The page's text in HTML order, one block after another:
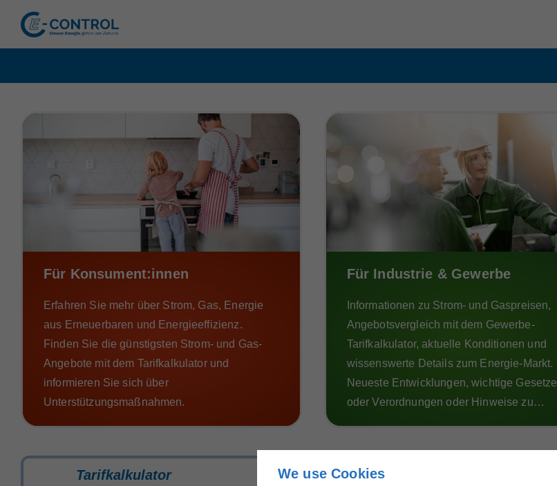
We use Cookies
Für Konsument:innen
Erfahren Sie mehr über Strom, Gas, Energie
aus Erneuerbaren und Energieeffizienz.
Finden Sie die günstigsten Strom- und Gas-
Angebote mit dem Tarifkalkulator und
informieren Sie sich über
Unterstützungsmaßnahmen.
Für Industrie & Gewerbe
Informationen zu Strom- und Gaspreisen,
Angebotsvergleich mit dem Gewerbe-
Tarifkalkulator, aktuelle Konditionen und
wissenswerte Details zum Energie-Markt.
Neueste Entwicklungen, wichtige Gesetze
oder Verordnungen oder Hinweise zu
Tarifkalkulator Energie-Hotline